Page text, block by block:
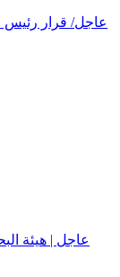
عاجل/ قرار رئيس
عاجل | هيئة